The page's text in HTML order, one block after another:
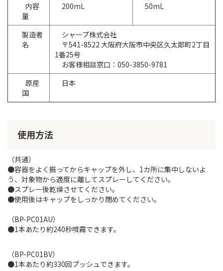
内容
量
200mL 50mL
製造者
名
シャープ株式会社
〒541-8522 大阪府大阪市中央区久太郎町2丁目
1番25号
お客様相談窓口：050-3850-9781
原産
国
日本
使用方法
（共通）
●容器をよく振ってからキャップを外し、1カ所に集中しないよ
う、対象物から適度に離してスプレーしてください。
●スプレー後乾燥させてください。
●使用後はキャップをしっかり閉めてください。
（BP-PC01AU）
●1本あたり約240秒噴霧できます。
（BP-PC01BV）
●1本あたり約330回プッシュできます。